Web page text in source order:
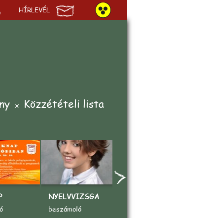
HÍRLEVÉL
Közzétételi lista
NYELVVIZSGA
beszámoló